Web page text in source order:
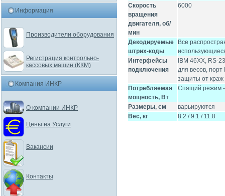
Скорость
вращения
двигателя, об/
мин
6000
Декодируемые
штрих-коды
Все
Интерфейсы
подключения
IBM 46XX, RS-
для весов, порт
защиты от краж
Потребляемая
мощность, Вт
Спящий режим -
Размеры, см
варьируются
Вес, кг
8.2 / 9.1 / 11.8
Информация
Производители оборудования
Регистрация контрольно-
кассовых машин (ККМ)
Компания ИНКР
О компании ИНКР
Цены на Услуги
Вакансии
Контакты